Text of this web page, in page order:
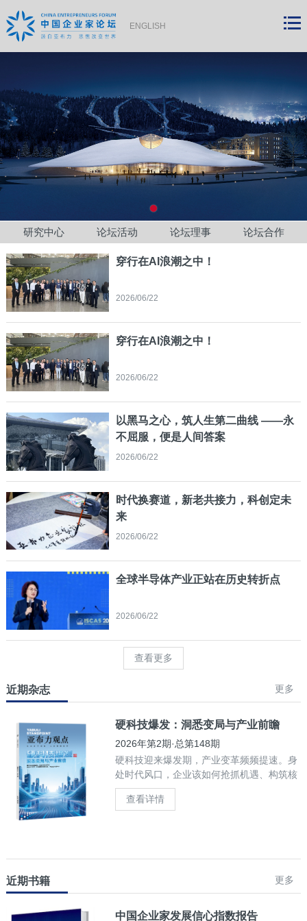
ENGLISH
研究中心 论坛活动 论坛理事 论坛合作
穿行在AI浪潮之中！
2026/06/22
穿行在AI浪潮之中！
2026/06/22
以黑马之心，筑人生第二曲线 ——永
不屈服，便是人间答案
2026/06/22
时代换赛道，新老共接力，科创定未
来
2026/06/22
全球半导体产业正站在历史转折点
2026/06/22
查看更多
近期杂志 更多
硬科技爆发：洞悉变局与产业前瞻
2026年第2期·总第148期
硬科技迎来爆发期，产业变革频频提速。身
处时代风口，企业该如何抢抓机遇、构筑核
心竞争力？
查看详情
近期书籍 更多
中国企业家发展信心指数报告